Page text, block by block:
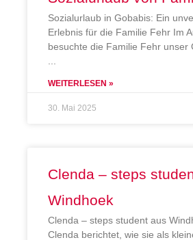
Sozialurlaub in Gobabis: Ein
Erlebnis für die Familie Fehr Im
besuchte die Familie Fehr unser
WEITERLESEN »
30. Mai 2025
Clenda – steps
Windhoek
Clenda – steps student aus
Clenda berichtet, wie sie als